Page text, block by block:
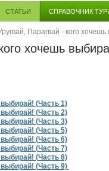
СТАТЬИ СПРАВОЧНИК
Парагвай - кого
хочешь
(Часть 1)
(Часть 2)
(Часть 3)
(Часть 5)
(Часть 6)
(Часть 7)
(Часть 8)
(Часть 9)